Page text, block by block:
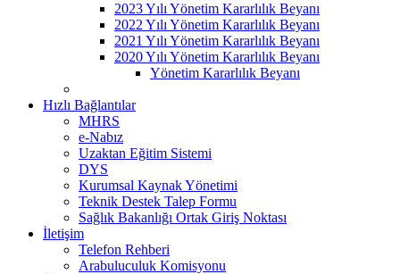
2023 Yılı Yönetim Kararlılık Beyanı
2022 Yılı Yönetim Kararlılık Beyanı
2021 Yılı Yönetim Kararlılık Beyanı
2020 Yılı Yönetim Kararlılık Beyanı
Yönetim Kararlılık Beyanı
Hızlı Bağlantılar
MHRS
e-Nabız
Uzaktan Eğitim Sistemi
DYS
Kurumsal Kaynak Yönetimi
Teknik Destek Talep Formu
Sağlık Bakanlığı Ortak Giriş Noktası
İletişim
Telefon Rehberi
Arabuluculuk Komisyonu